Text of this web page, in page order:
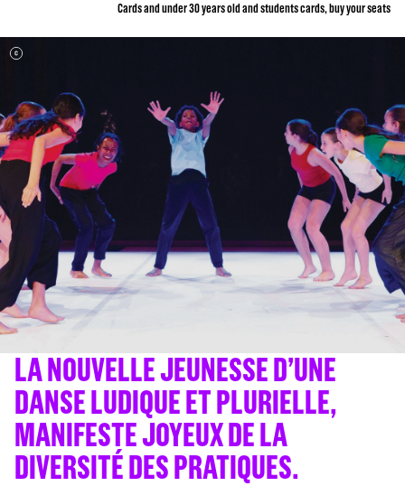
Cards and under 30 years old and students cards, buy your seats
LA NOUVELLE JEUNESSE D’UNE
DANSE LUDIQUE ET PLURIELLE,
MANIFESTE JOYEUX DE LA
DIVERSITÉ DES PRATIQUES.